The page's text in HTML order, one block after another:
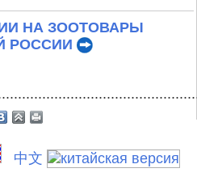
НА ЗООТОВАРЫ
РОССИИ
中文